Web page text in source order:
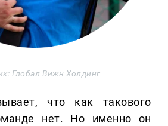
Глобал Вижн Холдинг
что как такового
нет. Но именно он